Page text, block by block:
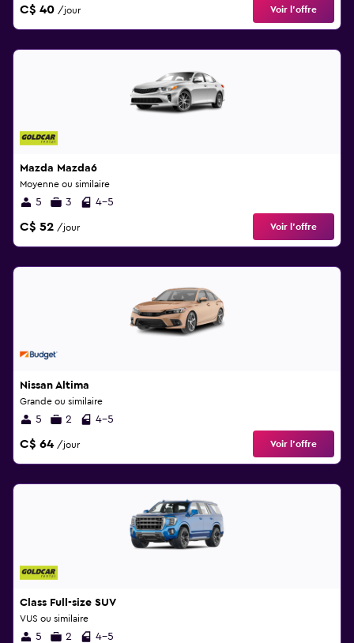
C$ 40 /jour Voir l’offre
Mazda Mazda6
Moyenne ou similaire
5 3 4-5
C$ 52 /jour Voir l’offre
Nissan Altima
Grande ou similaire
5 2 4-5
C$ 64 /jour Voir l’offre
Class Full-size SUV
VUS ou similaire
5 2 4-5